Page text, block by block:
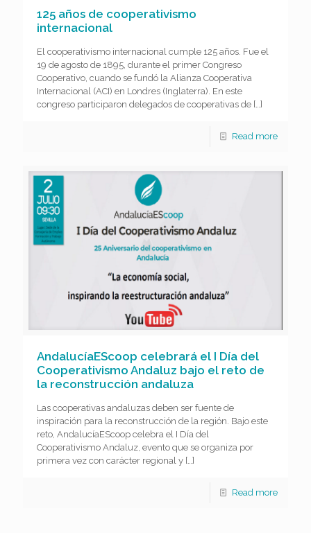
125 años de cooperativismo
internacional
El cooperativismo internacional cumple 125 años. Fue el
19 de agosto de 1895, durante el primer Congreso
Cooperativo, cuando se fundó la Alianza Cooperativa
Internacional (ACI) en Londres (Inglaterra). En este
congreso participaron delegados de cooperativas de […]
Read more
AndalucíaEScoop celebrará el I Día del
Cooperativismo Andaluz bajo el reto de
la reconstrucción andaluza
Las cooperativas andaluzas deben ser fuente de
inspiración para la reconstrucción de la región. Bajo este
reto, AndalucíaEScoop celebra el I Día del
Cooperativismo Andaluz, evento que se organiza por
primera vez con carácter regional y […]
Read more